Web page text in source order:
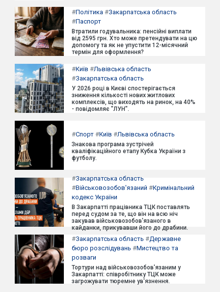
#Політика #Закарпатська область
#Паспорт
Втратили годувальника: пенсійні виплати
від 2595 грн. Хто може претендувати на цю
допомогу та як не упустити 12-місячний
термін для оформлення?
#Київ #Львівська область
#Закарпатська область
У 2026 році в Києві спостерігається
зниження кількості нових житлових
комплексів, що виходять на ринок, на 40%
- повідомляє "ЛУН".
#Спорт #Київ #Львівська область
Знакова програма зустрічей
кваліфікаційного етапу Кубка України з
футболу.
#Закарпатська область
#Військовозобов'язаний #Кримінальний
кодекс України
В Закарпатті працівника ТЦК поставлять
перед судом за те, що він на всю ніч
закував військовозобов'язаного в
кайданки, прикувавши його до драбини.
#Закарпатська область #Державне
бюро розслідувань #Мистецтво та
розваги
Тортури над військовозобов'язаним у
Закарпатті: співробітнику ТЦК може
загрожувати тюремне ув'язнення.